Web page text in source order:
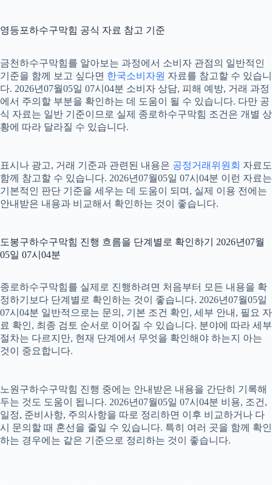
영등포하수구막힘 공식 자료 참고 기준
금천하수구막힘를 알아보는 과정에서 소비자 관점의 일반적인
기준을 함께 보고 싶다면 한국소비자원 자료를 참고할 수 있습니
다. 2026년07월05일 07시04분 소비자 상담, 피해 예방, 거래 과정
에서 주의할 부분을 확인하는 데 도움이 될 수 있습니다. 다만 공
식 자료는 일반 기준이므로 실제 종로하수구막힘 조건은 개별 상
황에 따라 달라질 수 있습니다.
표시나 광고, 거래 기준과 관련된 내용은 공정거래위원회 자료도
함께 참고할 수 있습니다. 2026년07월05일 07시04분 이런 자료는
기본적인 판단 기준을 세우는 데 도움이 되며, 실제 이용 전에는
안내받은 내용과 비교해서 확인하는 것이 좋습니다.
도봉구하수구막힘 진행 흐름을 단계별로 확인하기 2026년07월
05일 07시04분
종로하수구막힘를 실제로 진행하려면 처음부터 모든 내용을 확
정하기보다 단계별로 확인하는 것이 좋습니다. 2026년07월05일
07시04분 일반적으로는 문의, 기본 조건 확인, 세부 안내, 필요 자
료 확인, 최종 검토 순서로 이어질 수 있습니다. 분야에 따라 세부
절차는 다르지만, 현재 단계에서 무엇을 확인해야 하는지 아는
것이 중요합니다.
노원구하수구막힘 진행 중에는 안내받은 내용을 간단히 기록해
두는 것도 도움이 됩니다. 2026년07월05일 07시04분 비용, 조건,
일정, 준비사항, 주의사항을 따로 정리하면 이후 비교하거나 다
시 문의할 때 혼선을 줄일 수 있습니다. 특히 여러 곳을 함께 확인
하는 경우에는 같은 기준으로 정리하는 것이 좋습니다.